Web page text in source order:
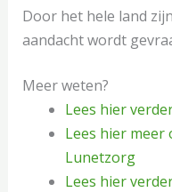
Door het hele land
aandacht wordt
Meer weten?
Lees hier
Lees hier meer
Lunetzorg
Lees hier